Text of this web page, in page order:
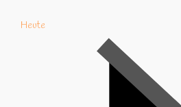
Heute